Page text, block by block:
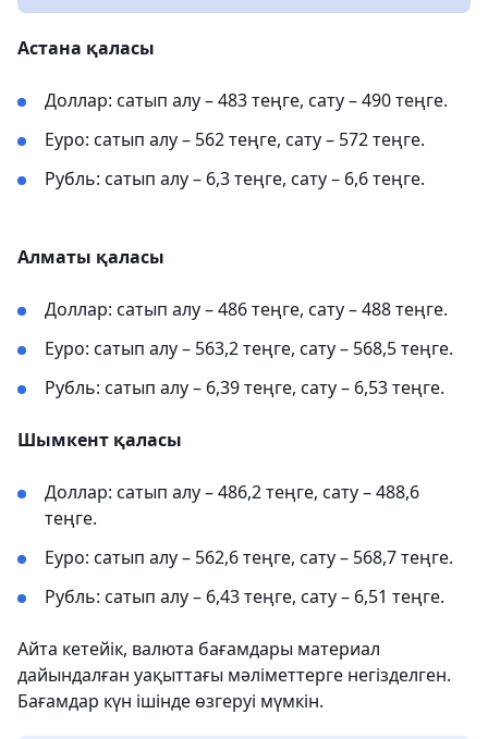
Астана қаласы
Доллар: сатып алу – 483 теңге, сату – 490 теңге.
Еуро: сатып алу – 562 теңге, сату – 572 теңге.
Рубль: сатып алу – 6,3 теңге, сату – 6,6 теңге.
Алматы қаласы
Доллар: сатып алу – 486 теңге, сату – 488 теңге.
Еуро: сатып алу – 563,2 теңге, сату – 568,5 теңге.
Рубль: сатып алу – 6,39 теңге, сату – 6,53 теңге.
Шымкент қаласы
Доллар: сатып алу – 486,2 теңге, сату – 488,6
теңге.
Еуро: сатып алу – 562,6 теңге, сату – 568,7 теңге.
Рубль: сатып алу – 6,43 теңге, сату – 6,51 теңге.
Айта кетейік, валюта бағамдары материал
дайындалған уақыттағы мәліметтерге негізделген.
Бағамдар күн ішінде өзгеруі мүмкін.